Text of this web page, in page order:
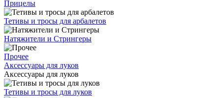
Прицелы
Тетивы и тросы для арбалетов
Натяжители и Стрингеры
Прочее
Аксессуары для луков
Аксессуары для луков
Тетивы и тросы для луков